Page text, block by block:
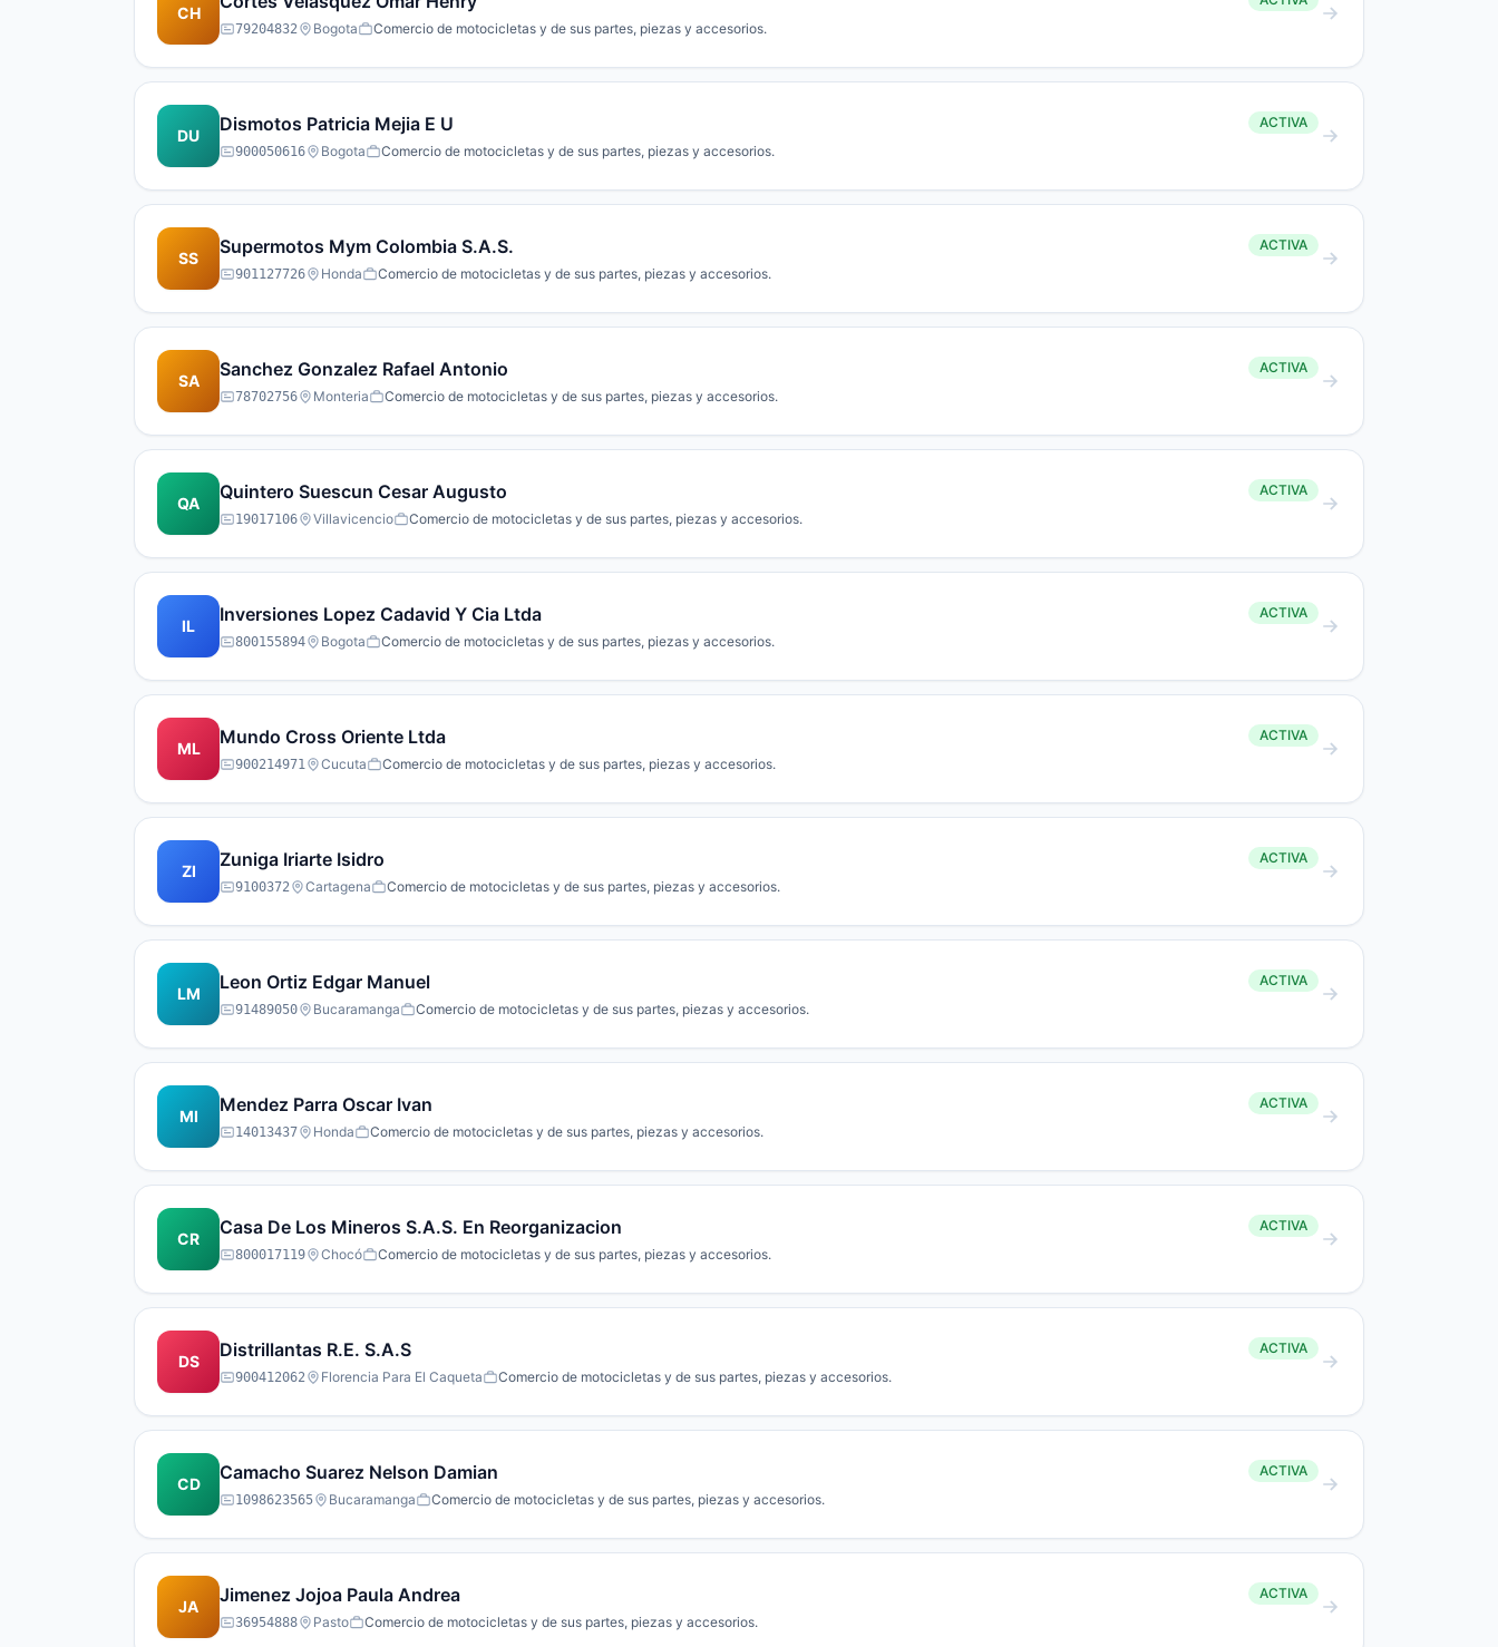
CH
79204832 Bogota Comercio de motocicletas y de sus partes, piezas y accesorios.
DU
Dismotos Patricia Mejia E U ACTIVA
900050616 Bogota Comercio de motocicletas y de sus partes, piezas y accesorios.
SS
Supermotos Mym Colombia S.A.S. ACTIVA
901127726 Honda Comercio de motocicletas y de sus partes, piezas y accesorios.
SA
Sanchez Gonzalez Rafael Antonio ACTIVA
78702756 Monteria Comercio de motocicletas y de sus partes, piezas y accesorios.
QA
Quintero Suescun Cesar Augusto ACTIVA
19017106 Villavicencio Comercio de motocicletas y de sus partes, piezas y accesorios.
IL
Inversiones Lopez Cadavid Y Cia Ltda ACTIVA
800155894 Bogota Comercio de motocicletas y de sus partes, piezas y accesorios.
ML
Mundo Cross Oriente Ltda ACTIVA
900214971 Cucuta Comercio de motocicletas y de sus partes, piezas y accesorios.
ZI
Zuniga Iriarte Isidro ACTIVA
9100372 Cartagena Comercio de motocicletas y de sus partes, piezas y accesorios.
LM
Leon Ortiz Edgar Manuel ACTIVA
91489050 Bucaramanga Comercio de motocicletas y de sus partes, piezas y accesorios.
MI
Mendez Parra Oscar Ivan ACTIVA
14013437 Honda Comercio de motocicletas y de sus partes, piezas y accesorios.
CR
Casa De Los Mineros S.A.S. En Reorganizacion ACTIVA
800017119 Chocó Comercio de motocicletas y de sus partes, piezas y accesorios.
DS
Distrillantas R.E. S.A.S ACTIVA
900412062 Florencia Para El Caqueta Comercio de motocicletas y de sus partes, piezas y accesorios.
CD
Camacho Suarez Nelson Damian ACTIVA
1098623565 Bucaramanga Comercio de motocicletas y de sus partes, piezas y accesorios.
JA
Jimenez Jojoa Paula Andrea ACTIVA
36954888 Pasto Comercio de motocicletas y de sus partes, piezas y accesorios.